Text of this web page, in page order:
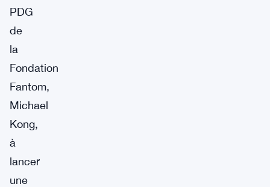
PDG
de
la
Fondation
Fantom,
Michael
Kong,
à
lancer
une